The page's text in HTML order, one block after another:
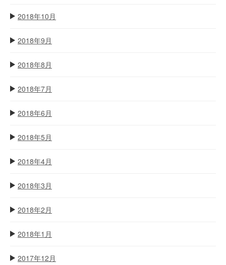
2018年10月
2018年9月
2018年8月
2018年7月
2018年6月
2018年5月
2018年4月
2018年3月
2018年2月
2018年1月
2017年12月